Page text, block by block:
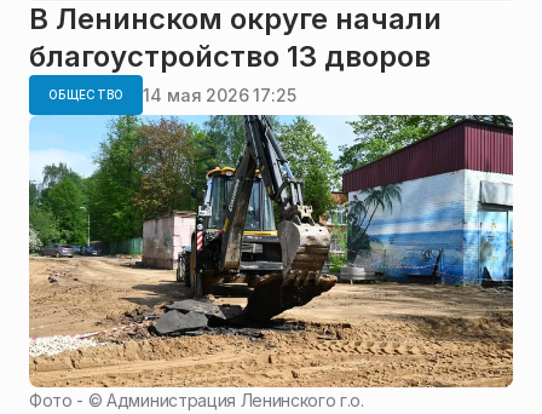
В Ленинском округе начали
благоустройство 13 дворов
ОБЩЕСТВО 14 мая 2026 17:25
Фото - ©Администрация Ленинского г.о.